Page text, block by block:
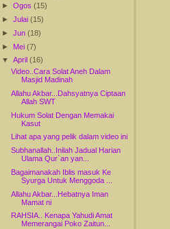
►Ogos(15)
►Julai(15)
►Jun(18)
► Mei(7)
▼
April(16)
Video..Cara Solat Aneh Dalam
Masjid Madinah
Allahu Akbar...Dahsyatnya Ciptaan
Allah SWT
Hukum Solat Dengan Memakai
Kasut
Lihat apa yang pelik dalam video ini
Subhanallah..Inilah Jadual Harian
Ulama Qur`an yan...
Bagaimanakah Iblis masuk Ke
Syurga Untuk Menggoda ...
Allahu Akbar...Hebatnya Iman
Mamat ni
RAHSIA.. Kenapa Yahudi Amat
Memerangai Poko Zaitun...